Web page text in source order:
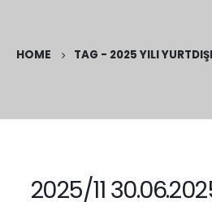
HOME TAG - 2025 YILI
2025/11